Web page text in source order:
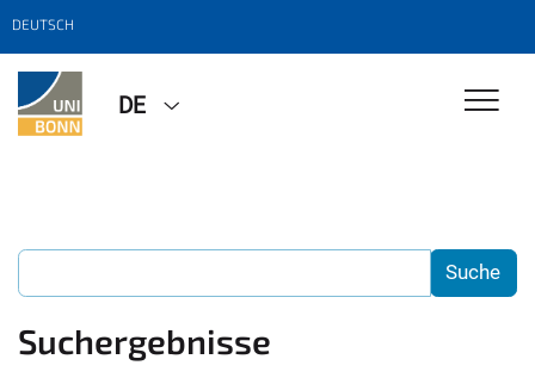
DEUTSCH
DE
Suchergebnisse